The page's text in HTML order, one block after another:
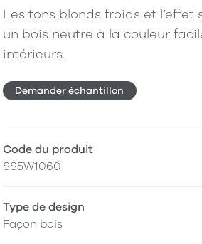
Les tons blonds froids et
un bois neutre à la couleur
intérieurs.
Demander échantillon
Code du produit
SS5W1060
Type de design
Façon bois